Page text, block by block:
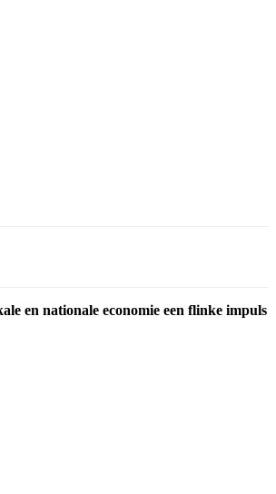
en nationale economie een flinke impuls